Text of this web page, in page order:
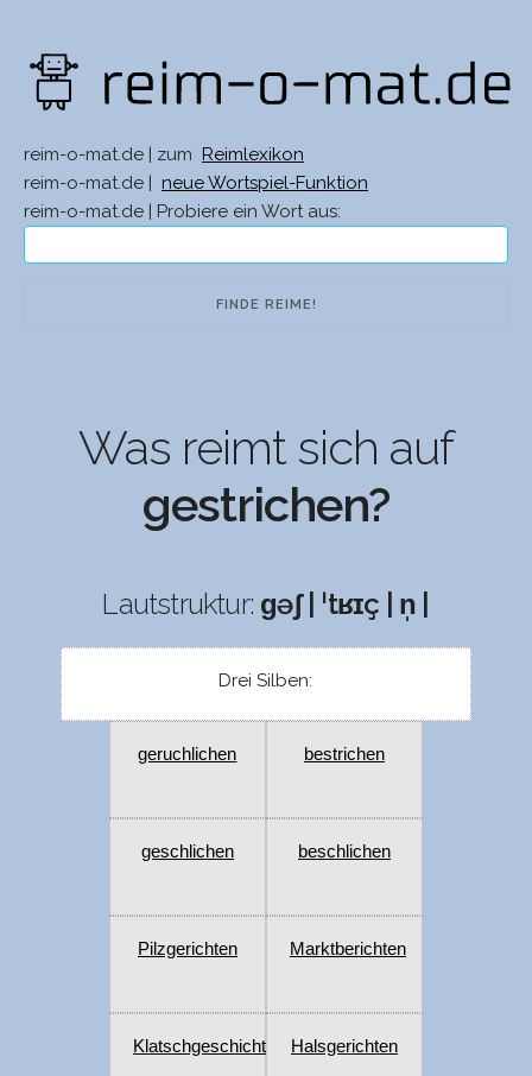
reim-o-mat.de | zum
Reimlexikon
reim-o-mat.de |
neue Wortspiel-Funktion
reim-o-mat.de | Probiere ein Wort aus:
Was reimt sich auf
gestrichen?
Lautstruktur: ɡəʃ | ˈtʁɪç | n̩ |
Drei Silben:
geruchlichen bestrichen
geschlichen beschlichen
Pilzgerichten Marktberichten
Klatschgeschichten Halsgerichten